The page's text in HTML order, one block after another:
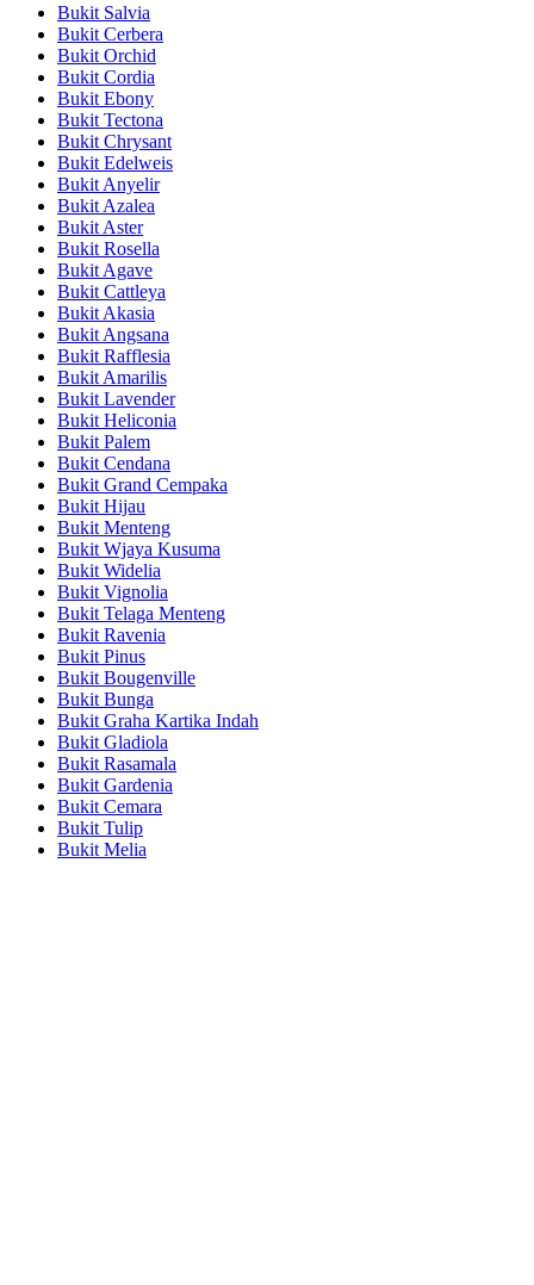
Bukit Salvia
Bukit Cerbera
Bukit Orchid
Bukit Cordia
Bukit Ebony
Bukit Tectona
Bukit Chrysant
Bukit Edelweis
Bukit Anyelir
Bukit Azalea
Bukit Aster
Bukit Rosella
Bukit Agave
Bukit Cattleya
Bukit Akasia
Bukit Angsana
Bukit Rafflesia
Bukit Amarilis
Bukit Lavender
Bukit Heliconia
Bukit Palem
Bukit Cendana
Bukit Grand Cempaka
Bukit Hijau
Bukit Menteng
Bukit Wjaya Kusuma
Bukit Widelia
Bukit Vignolia
Bukit Telaga Menteng
Bukit Ravenia
Bukit Pinus
Bukit Bougenville
Bukit Bunga
Bukit Graha Kartika Indah
Bukit Gladiola
Bukit Rasamala
Bukit Gardenia
Bukit Cemara
Bukit Tulip
Bukit Melia